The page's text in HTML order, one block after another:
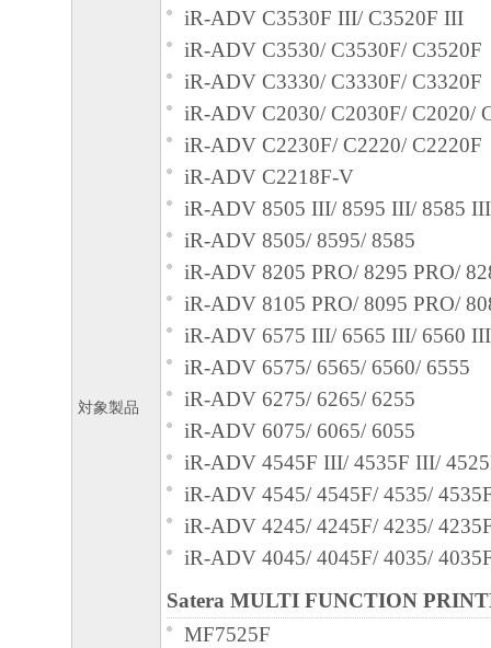
対象製品
iR-ADV C3530F III/ C3520F III
iR-ADV C3530/ C3530F/ C3520F
iR-ADV C3330/ C3330F/ C3320F
iR-ADV C2030/ C2030F/ C2020/
iR-ADV C2230F/ C2220/ C2220F
iR-ADV C2218F-V
iR-ADV 8505 III/ 8595 III/ 8585 III
iR-ADV 8505/ 8595/ 8585
iR-ADV 8205 PRO/ 8295 PRO/
iR-ADV 8105 PRO/ 8095 PRO/
iR-ADV 6575 III/ 6565 III/ 6560 III
iR-ADV 6575/ 6565/ 6560/ 6555
iR-ADV 6275/ 6265/ 6255
iR-ADV 6075/ 6065/ 6055
iR-ADV 4545F III/ 4535F III/
iR-ADV 4545/ 4545F/ 4535/
iR-ADV 4245/ 4245F/ 4235/
iR-ADV 4045/ 4045F/ 4035/
Satera MULTI FUNCTION
MF7525F